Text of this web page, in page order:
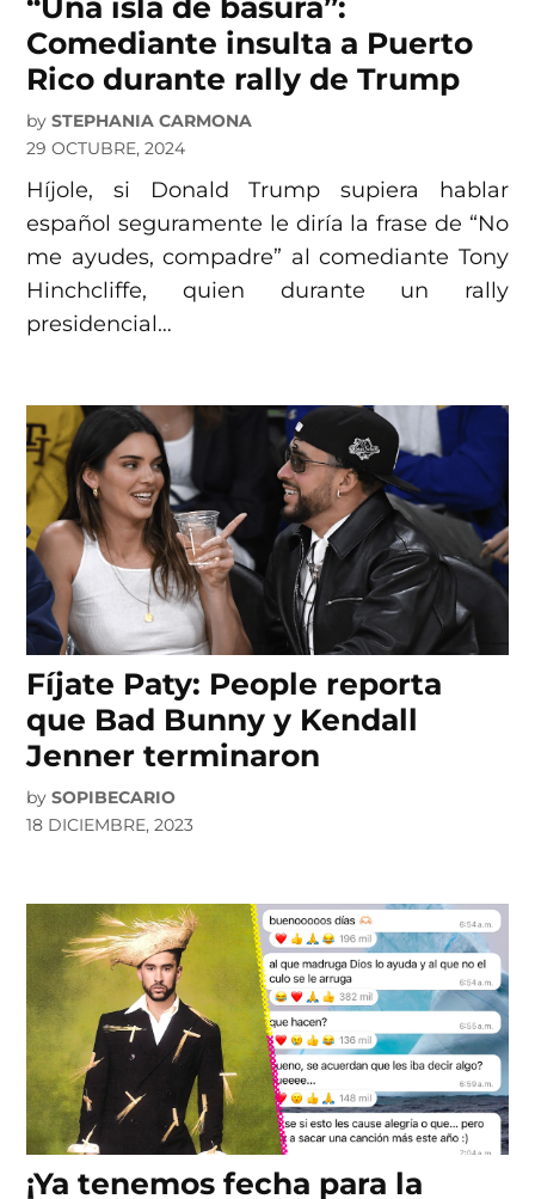
“Una isla de basura”:
Comediante insulta a Puerto
Rico durante rally de Trump
by STEPHANIA CARMONA
29 OCTUBRE, 2024
Híjole, si Donald Trump supiera hablar
español seguramente le diría la frase de “No
me ayudes, compadre” al comediante Tony
Hinchcliffe, quien durante un rally
presidencial…
Fíjate Paty: People reporta
que Bad Bunny y Kendall
Jenner terminaron
by SOPIBECARIO
18 DICIEMBRE, 2023
¡Ya tenemos fecha para la